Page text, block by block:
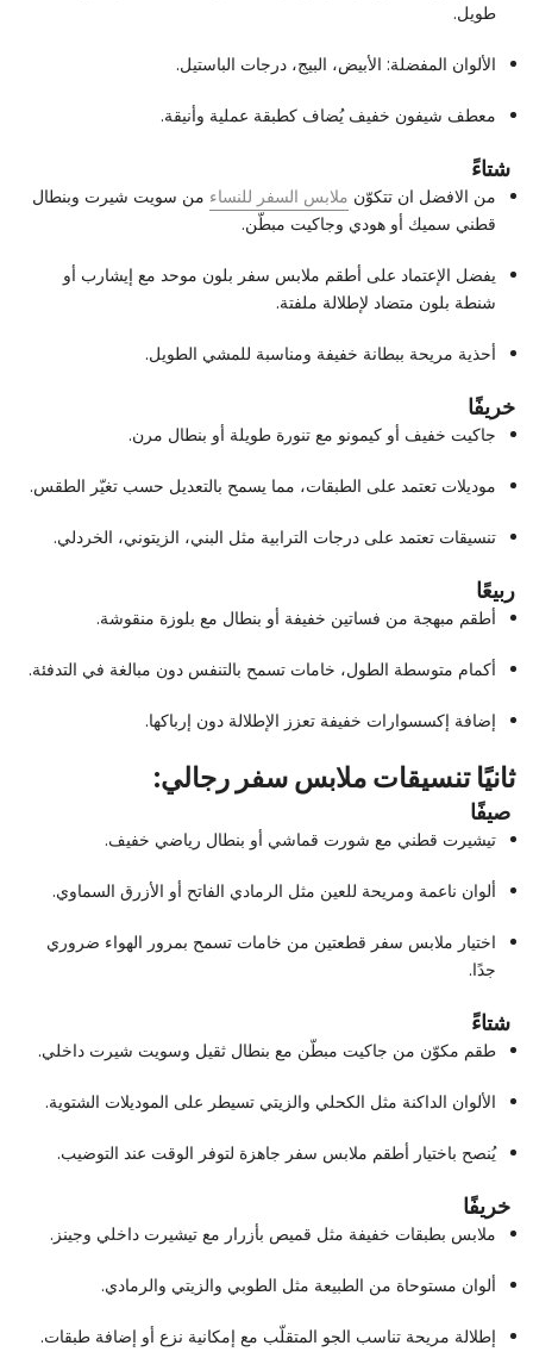
طويل.
الألوان المفضلة: الأبيض، البيج، درجات الباستيل.
معطف شيفون خفيف يُضاف كطبقة عملية وأنيقة.
شتاءً
من الافضل ان تتكوّن ملابس السفر للنساء من سويت شيرت وبنطال
قطني سميك أو هودي وجاكيت مبطّن.
يفضل الإعتماد على أطقم ملابس سفر بلون موحد مع إيشارب أو
شنطة بلون متضاد لإطلالة ملفتة.
أحذية مريحة ببطانة خفيفة ومناسبة للمشي الطويل.
خريفًا
جاكيت خفيف أو كيمونو مع تنورة طويلة أو بنطال مرن.
موديلات تعتمد على الطبقات، مما يسمح بالتعديل حسب تغيّر الطقس.
تنسيقات تعتمد على درجات الترابية مثل البني، الزيتوني، الخردلي.
ربيعًا
أطقم مبهجة من فساتين خفيفة أو بنطال مع بلوزة منقوشة.
أكمام متوسطة الطول، خامات تسمح بالتنفس دون مبالغة في التدفئة.
إضافة إكسسوارات خفيفة تعزز الإطلالة دون إرباكها.
ثانيًا تنسيقات ملابس سفر رجالي:
صيفًا
تيشيرت قطني مع شورت قماشي أو بنطال رياضي خفيف.
ألوان ناعمة ومريحة للعين مثل الرمادي الفاتح أو الأزرق السماوي.
اختيار ملابس سفر قطعتين من خامات تسمح بمرور الهواء ضروري
جدًا.
شتاءً
طقم مكوّن من جاكيت مبطّن مع بنطال ثقيل وسويت شيرت داخلي.
الألوان الداكنة مثل الكحلي والزيتي تسيطر على الموديلات الشتوية.
يُنصح باختيار أطقم ملابس سفر جاهزة لتوفر الوقت عند التوضيب.
خريفًا
ملابس بطبقات خفيفة مثل قميص بأزرار مع تيشيرت داخلي وجينز.
ألوان مستوحاة من الطبيعة مثل الطوبي والزيتي والرمادي.
إطلالة مريحة تناسب الجو المتقلّب مع إمكانية نزع أو إضافة طبقات.